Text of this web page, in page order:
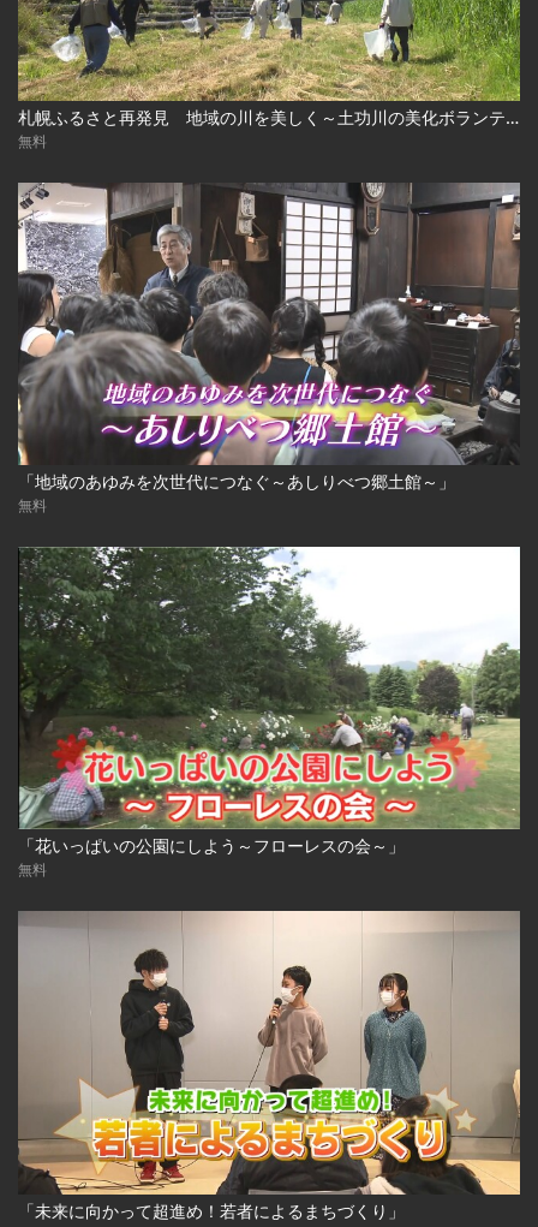
札幌ふるさと再発見 地域の川を美しく～土功川の美化ボランティア～2026年7月18日放送
無料
「地域のあゆみを次世代につなぐ～あしりべつ郷土館～」
無料
「花いっぱいの公園にしよう～フローレスの会～」
無料
「未来に向かって超進め！若者によるまちづくり」